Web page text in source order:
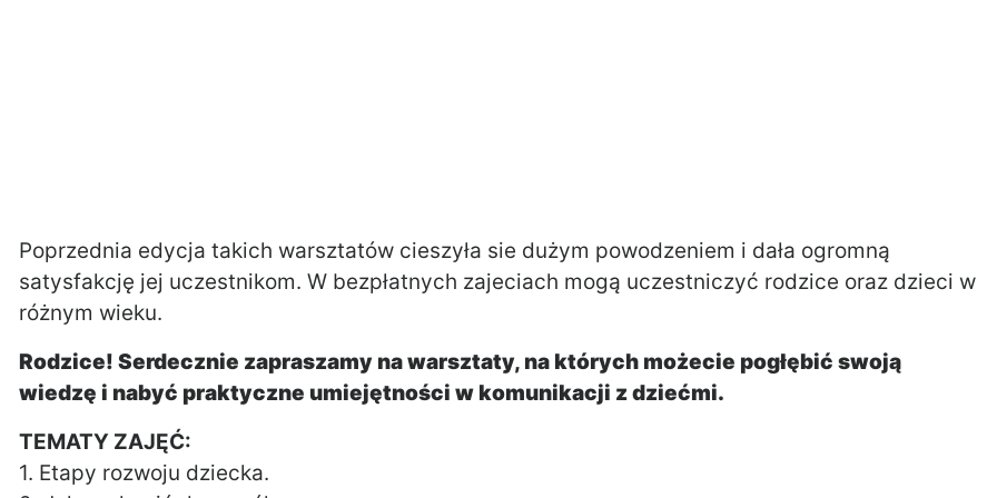
Poprzednia edycja takich warsztatów cieszyła sie dużym powodzeniem i dała ogromną
satysfakcję jej uczestnikom. W bezpłatnych zajeciach mogą uczestniczyć rodzice oraz dzieci w
różnym wieku.
Rodzice! Serdecznie zapraszamy na warsztaty, na których możecie pogłębić swoją
wiedzę i nabyć praktyczne umiejętności w komunikacji z dziećmi.
TEMATY ZAJĘĆ:
1. Etapy rozwoju dziecka.